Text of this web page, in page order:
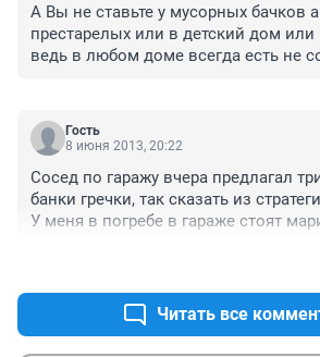
А Вы не ставьте у мусорных бачков
престарелых или в детский дом или
ведь в любом доме всегда есть не
телефон и увидите что люди будут
в гаражах да еще на мусорке не
люди думают если на мусорке
Гость
8 июня 2013, 20:22
Сосед по гаражу вчера предлагал
банки гречки, так сказать из
У меня в погребе в гараже стоят
твари бьют банки не попробовав.
Читать все